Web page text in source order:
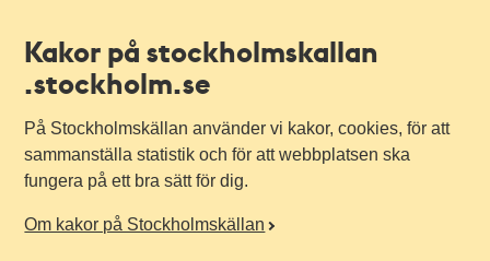
Kakor på stockholmskallan
.stockholm.se
På Stockholmskällan använder vi kakor, cookies, för att
sammanställa statistik och för att webbplatsen ska
fungera på ett bra sätt för dig.
Om kakor på Stockholmskällan